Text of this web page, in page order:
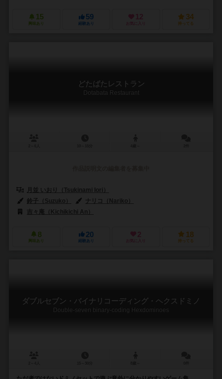
15
興味あり
59
経験あり
12
お気に入り
34
持ってる
どたばたレストラン
Dotabata Restaurant
月並 いおり（Tsukinami Iori）
鈴子（Suzuko）
ナリコ（Nariko）
吉々庵（Kichikichi An）
8
興味あり
20
経験あり
2
お気に入り
18
持ってる
ダブルセブン・バイナリコーディング・ヘクスドミノ
Double-seven binary-coding Hexdominoes